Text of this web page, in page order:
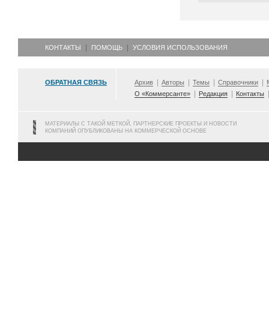
КОНТАКТЫ ПОМОЩЬ УСЛОВИЯ ИСПОЛЬЗОВАНИЯ
ОБРАТНАЯ СВЯЗЬ Архив Авторы Темы Справочники
О «Коммерсанте»
Редакция Контакты
МАТЕРИАЛЫ С ТАКОЙ МЕТКОЙ, ПАРТНЕРСКИЕ ПРОЕКТЫ И НОВОСТИ
КОМПАНИЙ ОПУБЛИКОВАНЫ НА КОММЕРЧЕСКОЙ ОСНОВЕ